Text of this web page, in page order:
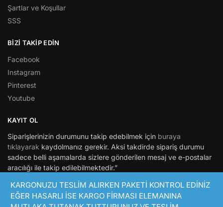
KARGONUZU TESLİM ALIRKEN PAKETİ KONTROL EDİNİZ
EĞER HASARLI İSE KARGO FİRMASI ELEMANINA
Şartlar ve Koşullar
SSS
BİZİ TAKİP EDİN
Facebook
Instagram
Pinterest
Youtube
KAYIT OL
Siparişlerinizin durumunu takip edebilmek için buraya
tıklayarak kaydolmanız gerekir. Aksi takdirde sipariş durumu
sadece belli aşamalarda sizlere gönderilen mesaj ve e-postalar
aracılığı ile takip edilebilmektedir.”
© Hepsimaket 2021
Bir Niceyaslara.com markasıdır.